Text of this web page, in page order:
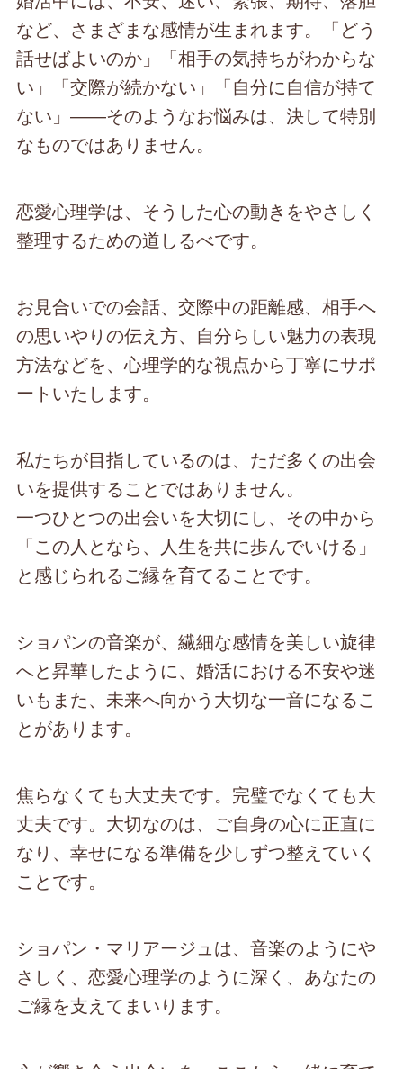
など、さまざまな感情が生まれます。「どう
話せばよいのか」「相手の気持ちがわからな
い」「交際が続かない」「自分に自信が持て
ない」――そのようなお悩みは、決して特別
なものではありません。
恋愛心理学は、そうした心の動きをやさしく
整理するための道しるべです。
お見合いでの会話、交際中の距離感、相手へ
の思いやりの伝え方、自分らしい魅力の表現
方法などを、心理学的な視点から丁寧にサポ
ートいたします。
私たちが目指しているのは、ただ多くの出会
いを提供することではありません。
一つひとつの出会いを大切にし、その中から
「この人となら、人生を共に歩んでいける」
と感じられるご縁を育てることです。
ショパンの音楽が、繊細な感情を美しい旋律
へと昇華したように、婚活における不安や迷
いもまた、未来へ向かう大切な一音になるこ
とがあります。
焦らなくても大丈夫です。完璧でなくても大
丈夫です。大切なのは、ご自身の心に正直に
なり、幸せになる準備を少しずつ整えていく
ことです。
ショパン・マリアージュは、音楽のようにや
さしく、恋愛心理学のように深く、あなたの
ご縁を支えてまいります。